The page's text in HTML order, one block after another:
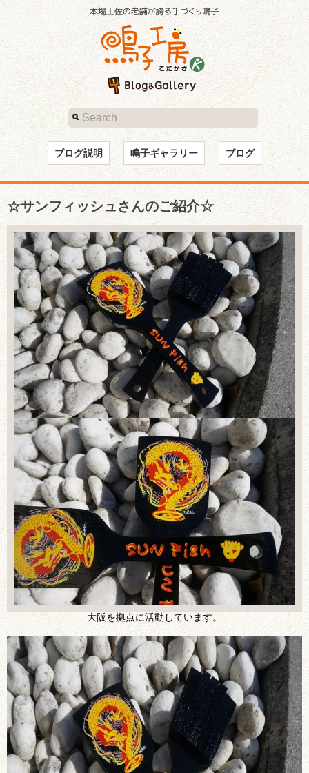
ブログ説明 鳴子ギャラリー ブログ
☆サンフィッシュさんのご紹介☆
大阪を拠点に活動しています。